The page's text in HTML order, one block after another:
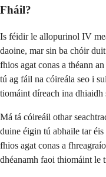
Fháil?
Is féidir le allopurinol IV
daoine, mar sin ba chóir
fhios agat conas a théann
tú ag fáil na cóireála seo i
tiomáint díreach ina dhiaidh
Má tá cóireáil othar
duine éigin tú abhaile tar
fhios agat conas a
dhéanamh faoi thiomáint le